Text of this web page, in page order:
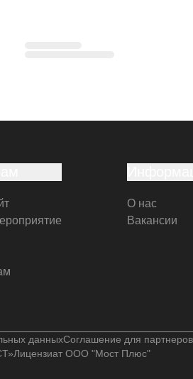
О нас
Вакансии
данныхСоглашение для партнеров
Лицензиат ООО "Мост Плюс"